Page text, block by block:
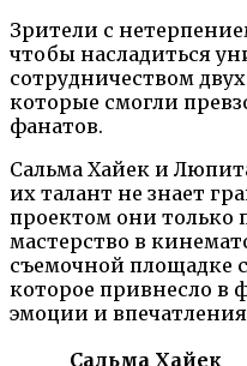
Зрители с
чтобы насладиться
сотрудничеством
которые смогли
фанатов.
Сальма Хайек и
их талант не знает
проектом они только
мастерство в
съемочной площадке
которое привнесло в
эмоции и
Сальма Хайек